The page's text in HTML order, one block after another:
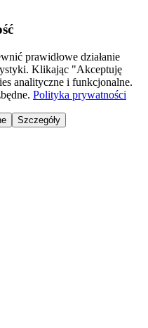
prawidłowe działanie
Klikając "Akceptuję
analityczne i funkcjonalne.
Polityka prywatności
Szczegóły